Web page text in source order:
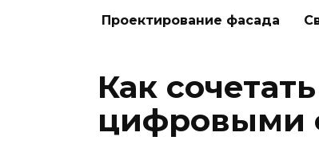
Проектирование фасада
Как
цифровыми